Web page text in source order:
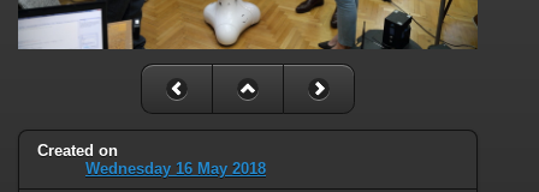
Created on
Wednesday 16 May 2018